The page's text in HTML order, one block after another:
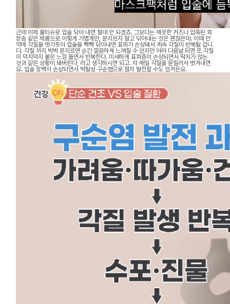
근데 이제 물티슈로 입술 닦아 내면 절대 안 되겠죠. 그보다는 깨끗한 거즈나 압축된 화
장솜 같은 제품으로 이렇게 가볍게만, 문지르지 말고 닦아내는 것은 괜찮은데. 이때 만
약에 각질을 벗기듯이 입술을 빡빡 닦아내면 표피가 손상돼서 계속 각질이 반복될 겁니
다. 각질 까지 박박 문지르면 순간 깔끔하게 느껴질 수 있지만 아마 다음날 되면 또 각질
이 덕지덕지 붙은 느낌 들면서 반복한다. 미세하게 표피층이 손상되면서 딱지가 앉는
것과 같은 상황이 돼버린다, 라고 생각하시면 되고. 자 매일 각질을 문질러서 벗겨내면
요. 입술 장벽이 손상되면서 박탈성 구순염으로 점차 발전할 수도 있거든요.